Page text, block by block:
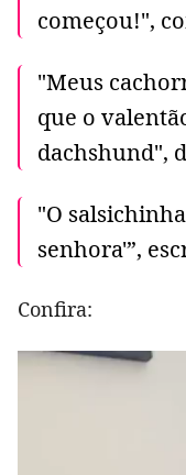
começou!",
"Meus
que o
dachshund",
"O
senhora'”,
Confira: